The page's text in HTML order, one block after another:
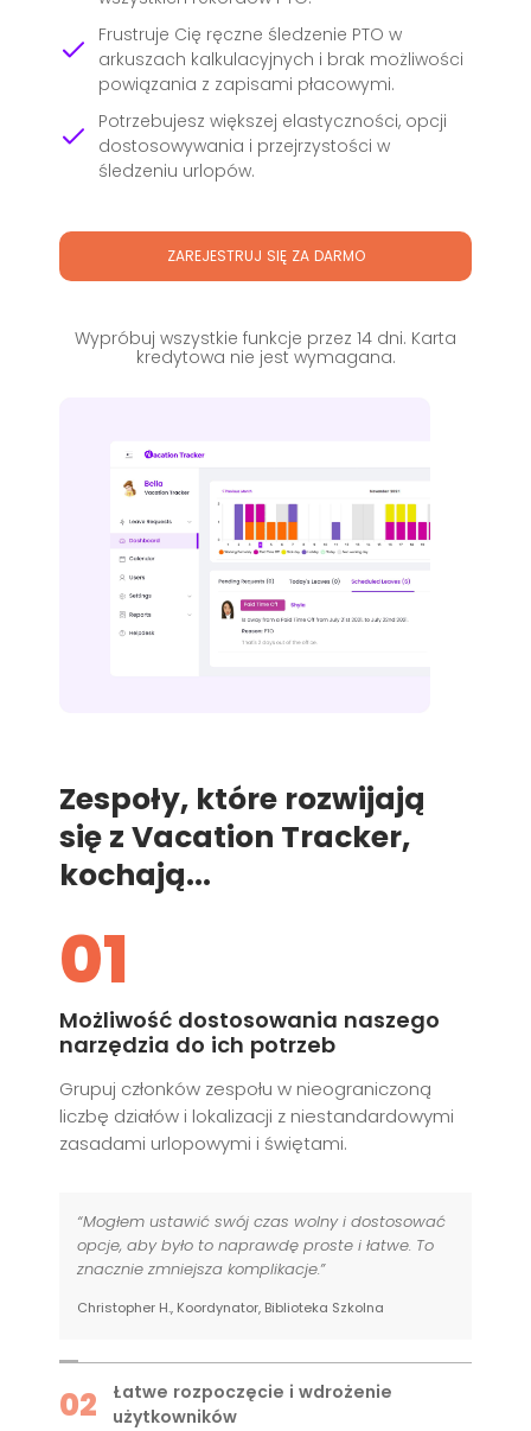
Frustruje Cię ręczne śledzenie PTO w
arkuszach kalkulacyjnych i brak możliwości
powiązania z zapisami płacowymi.
Potrzebujesz większej elastyczności, opcji
dostosowywania i przejrzystości w
śledzeniu urlopów.
ZAREJESTRUJ SIĘ ZA DARMO
Wypróbuj wszystkie funkcje przez 14 dni. Karta
kredytowa nie jest wymagana.
Zespoły, które rozwijają
się z Vacation Tracker,
kochają...
01
Możliwość dostosowania naszego
narzędzia do ich potrzeb
Grupuj członków zespołu w nieograniczoną
liczbę działów i lokalizacji z niestandardowymi
zasadami urlopowymi i świętami.
“Mogłem ustawić swój czas wolny i dostosować
opcje, aby było to naprawdę proste i łatwe. To
znacznie zmniejsza komplikacje.”
Christopher H., Koordynator, Biblioteka Szkolna
02
Łatwe rozpoczęcie i wdrożenie
użytkowników